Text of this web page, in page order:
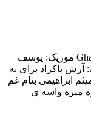
میثم ابراهیمی بنام غم با بالاترین کیفیت – Gham موزیک: یوسف
پاکزاد برای به
ابراهیمی بنام غم
میره واسه ی